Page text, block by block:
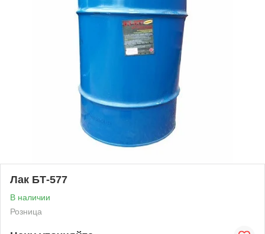
Лак БТ-577
В наличии
Розница